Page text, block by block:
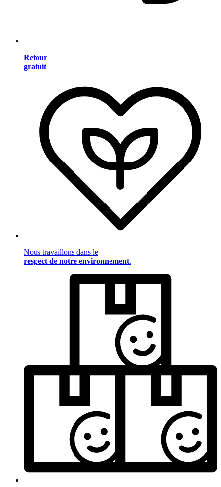
Retour
gratuit
Nous travaillons dans le
respect de notre environnement.